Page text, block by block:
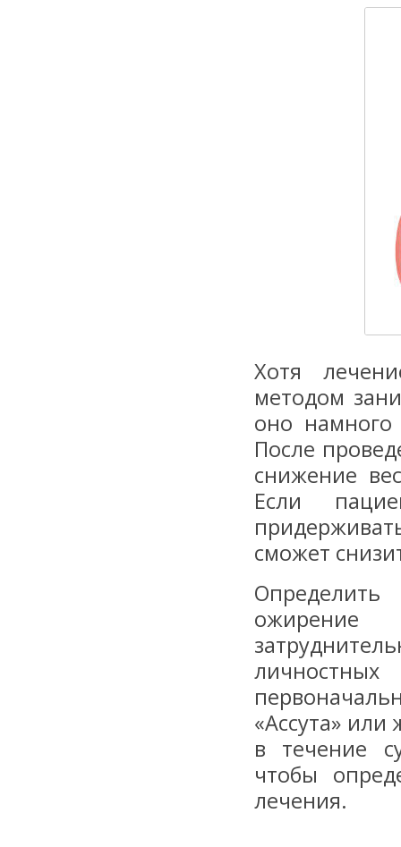
Хотя
методом
оно намного
После
снижение
Если
сможет
ожирение
«Ассута»
в течение
чтобы
лечения.